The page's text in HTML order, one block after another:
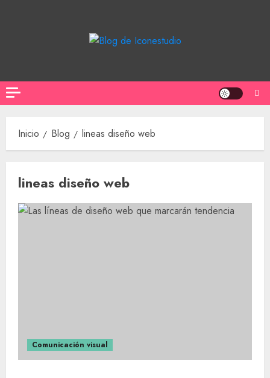
Inicio Blog lineas diseño web
lineas diseño web
Comunicación visual